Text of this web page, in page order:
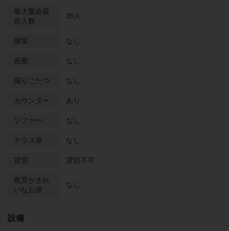
最大宴会収
容人数
35人
個室 なし
座敷 なし
掘りごたつ なし
カウンター あり
ソファー なし
テラス席 なし
貸切 貸切不可
夜景がきれ
いなお席
なし
設備